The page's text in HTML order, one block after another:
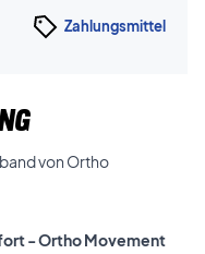
Zahlungsmittel
von Ortho
- Ortho Movement